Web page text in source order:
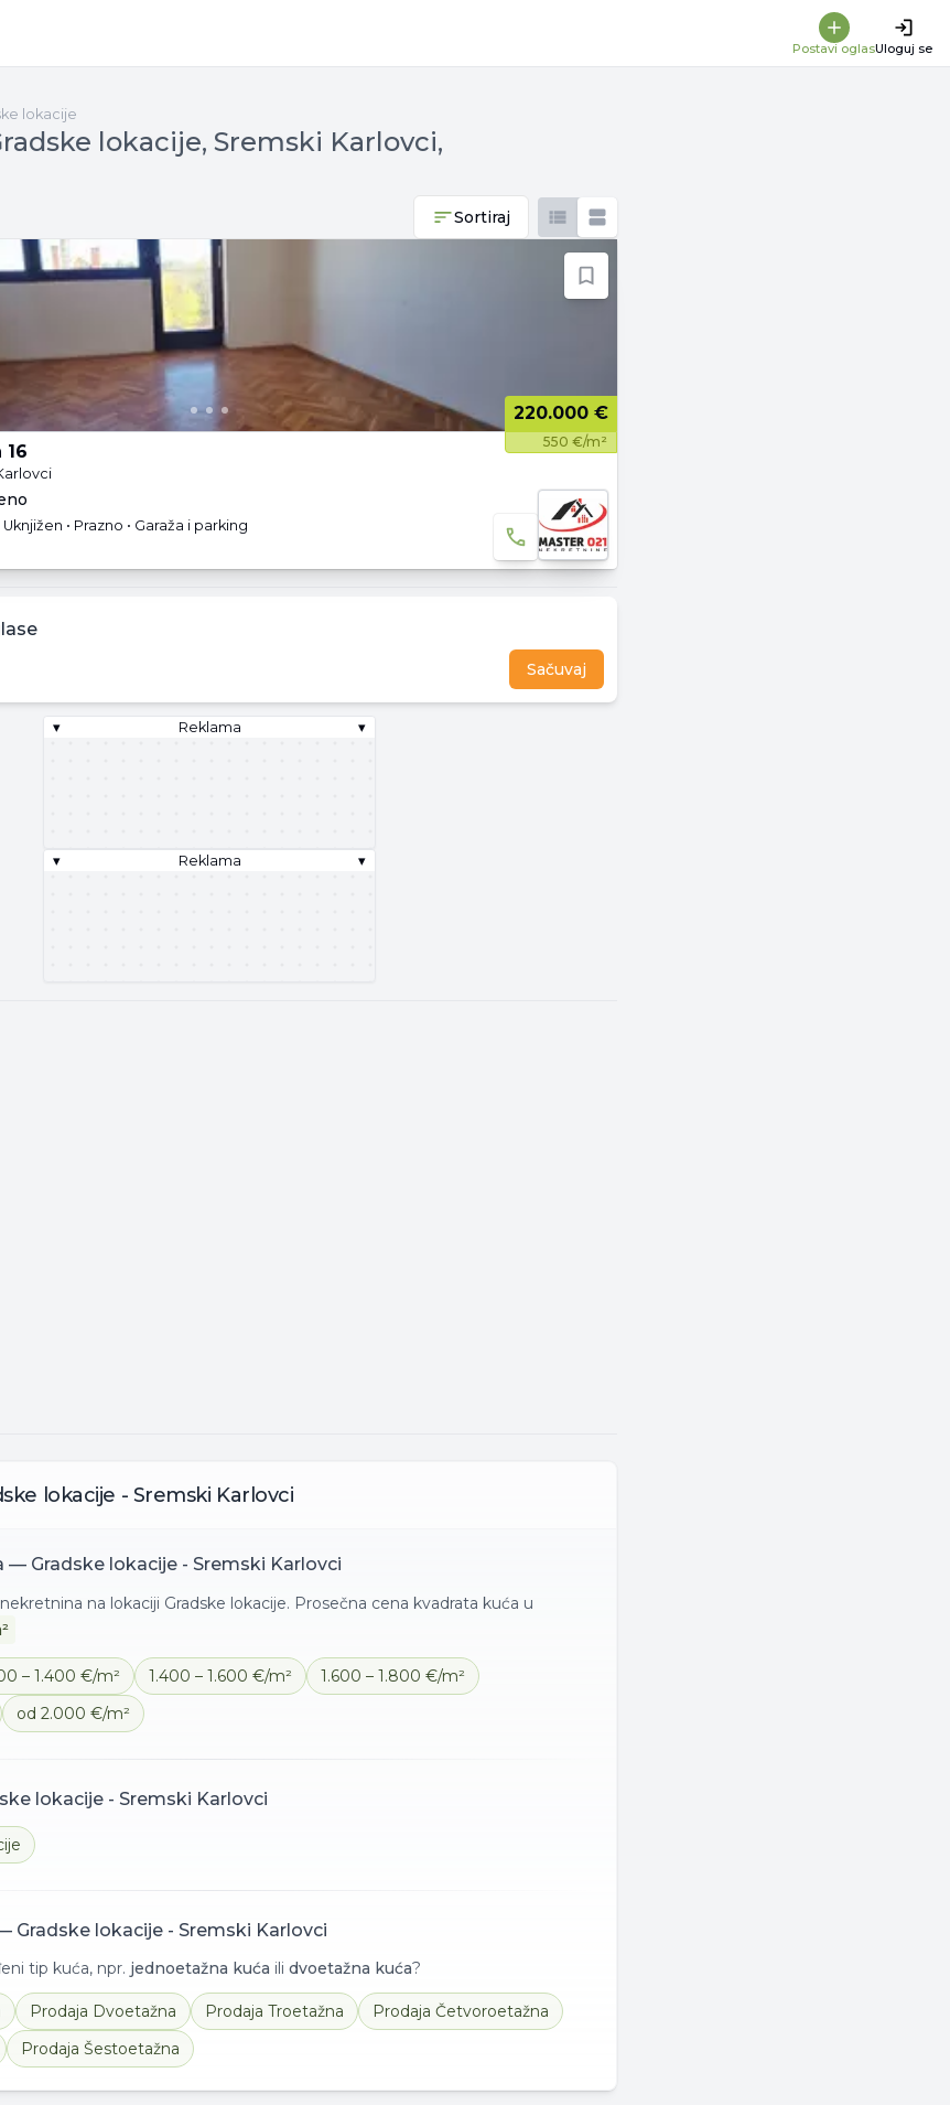
Postavi oglasUloguj se
lokacije
lokacije, Sremski Karlovci,
Sortiraj
220.000 €
550 €/m²
• Prazno • Garaža i parking
Sačuvaj
▾ Reklama ▾
▾ Reklama ▾
lokacije - Sremski Karlovci
— Gradske lokacije - Sremski Karlovci
na lokaciji Gradske lokacije. Prosečna cena kvadrata kuća u
– 1.400 €/m² 1.400 – 1.600 €/m²
1.600 – 1.800 €/m²
od 2.000 €/m²
lokacije - Sremski Karlovci
Gradske lokacije - Sremski Karlovci
tip kuća, npr. jednoetažna kuća ili dvoetažna kuća?
Prodaja Dvoetažna Prodaja Troetažna Prodaja Četvoroetažna
Prodaja Šestoetažna